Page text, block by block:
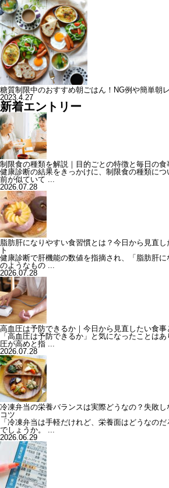
糖質制限中のおすすめ朝ごはん！NG例や簡単朝
2023.4.27
新着エントリー
制限食の種類を解説｜目的ごとの特徴と毎日の
健康診断の結果をきっかけに、制限食の種類に
前が似ていて ...
2026.07.28
脂肪肝になりやすい食習慣とは？今日から見直
ト
健康診断で肝機能の数値を指摘され、「脂肪肝
のようなもの ...
2026.07.28
高血圧は予防できるか｜今日から見直したい食事
「高血圧は予防できるか」と気になったことは
圧が高めと指 ...
2026.07.28
冷凍弁当の栄養バランスは実際どうなの？失敗
コツ
「冷凍弁当は手軽だけれど、栄養面はどうなの
でしょうか。 ...
2026.06.29